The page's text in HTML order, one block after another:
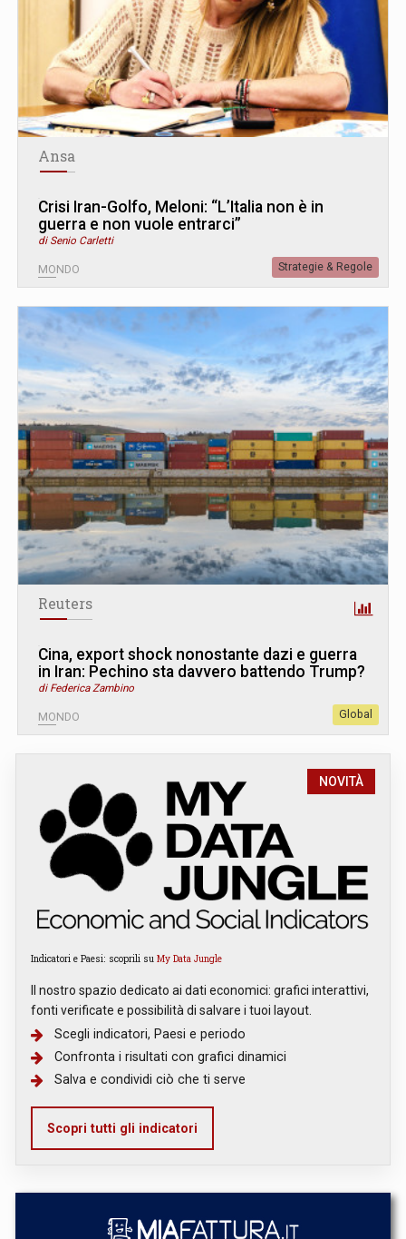
Ansa
Crisi Iran-Golfo, Meloni: “L’Italia non è in
guerra e non vuole entrarci”
di Senio Carletti
MONDO Strategie & Regole
Reuters
Cina, export shock nonostante dazi e guerra
in Iran: Pechino sta davvero battendo Trump?
di Federica Zambino
MONDO Global
NOVITÀ
Indicatori e Paesi: scoprili su My Data Jungle
Il nostro spazio dedicato ai dati economici: grafici interattivi,
fonti verificate e possibilità di salvare i tuoi layout.
Scegli indicatori, Paesi e periodo
Confronta i risultati con grafici dinamici
Salva e condividi ciò che ti serve
Scopri tutti gli indicatori